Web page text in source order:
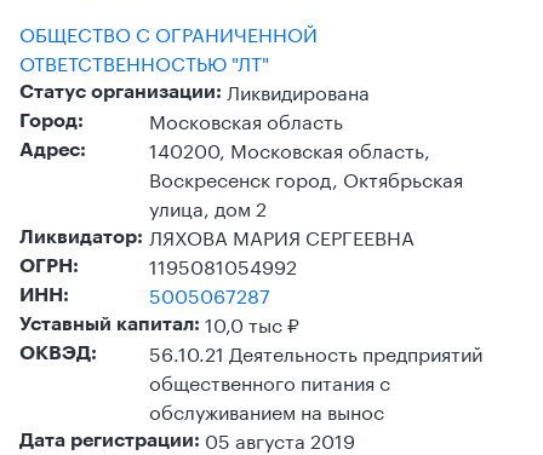
ОБЩЕСТВО С ОГРАНИЧЕННОЙ
ОТВЕТСТВЕННОСТЬЮ "ЛТ"
Статус организации: Ликвидирована
Город: Московская область
Адрес:
140200, Московская область,
Воскресенск город, Октябрьская
улица, дом 2
Ликвидатор: ЛЯХОВА МАРИЯ СЕРГЕЕВНА
ОГРН: 1195081054992
ИНН: 5005067287
Уставный капитал: 10,0 тыс ₽
ОКВЭД:
56.10.21 Деятельность предприятий
общественного питания с
обслуживанием на вынос
Дата регистрации: 05 августа 2019